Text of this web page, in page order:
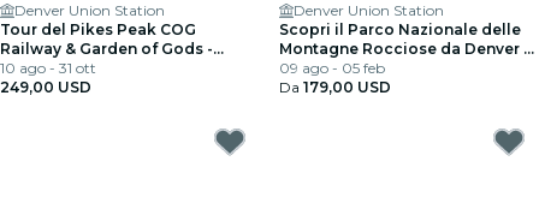
Denver Union Station
Tour del Pikes Peak COG
Railway & Garden of Gods -
Pranzo incluso
10 ago - 31 ott
249,00 USD
Denver Union Station
Scopri il Parco Nazionale delle
Montagne Rocciose da Denver o
Boulder
09 ago - 05 feb
Da 179,00 USD